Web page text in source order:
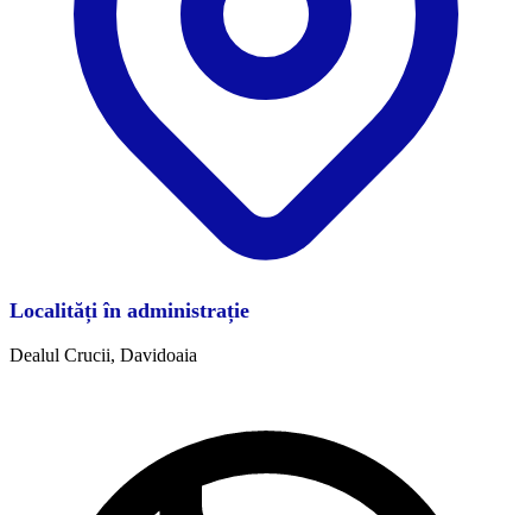
Localități în administrație
Dealul Crucii, Davidoaia